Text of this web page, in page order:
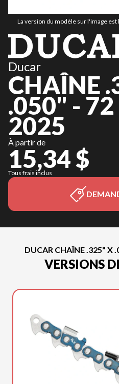
La version du modèle sur l'image est
Ducar
CHAÎNE
.050" -
2025
À partir de
15,34 $
Tous frais inclus
DUCAR CHAÎNE .325" X
VERSIONS